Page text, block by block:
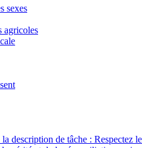
sexes
agricoles
description de tâche : Respectez